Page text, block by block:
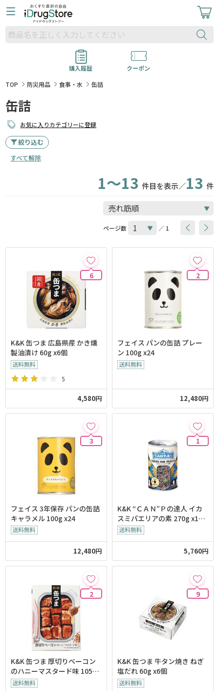
購入履歴
クーポン
TOP
防災用品 食事・水 缶詰
缶詰
お気に入りカテゴリーに登録
絞り込む
すべて解除
1～13 件目を表示／13 件
ページ数 ／ 1
6
K&K 缶つま 広島県産 かき燻
製油漬け 60g x6個
5
4,580円
2
フェイス パンの缶詰 プレー
ン 100g x24
12,480円
3
フェイス 3年保存 パンの缶詰
キャラメル 100g x24
12,480円
1
K&K “ＣＡＮ”Ｐの達人 イカ
スミパエリアの素 270g x12
個
5,760円
2
K&K 缶つま 厚切りベーコン
のハニーマスタード味 105gx
6個
9
K&K 缶つま 牛タン焼き ねぎ
塩だれ 60g x6個